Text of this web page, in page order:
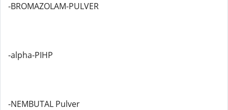
-BROMAZOLAM-PULVER
-alpha-PIHP
-NEMBUTAL Pulver